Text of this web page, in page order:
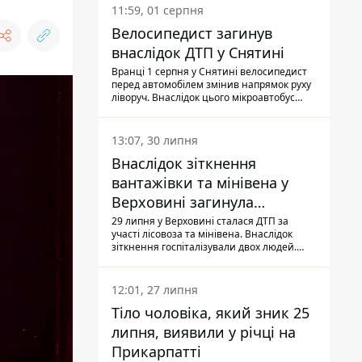
11:59, 01 серпня
Велосипедист загинув
внаслідок ДТП у Снятині
Вранці 1 серпня у Снятині велосипедист
перед автомобілем змінив напрямок руху
ліворуч. Внаслідок цього мікроавтобус
13:07, 30 липня
Внаслідок зіткнення
вантажівки та мінівена у
Верховині загинула
пасажирка, водійка - у
лікарні
29 липня у Верховині сталася ДТП за
участі лісовоза та мінівена. Внаслідок
зіткнення госпіталізували двох людей.
Також травми отримала водійка
автомобіля.
12:01, 27 липня
Тіло чоловіка, який зник 25
липня, виявили у річці на
Прикарпатті